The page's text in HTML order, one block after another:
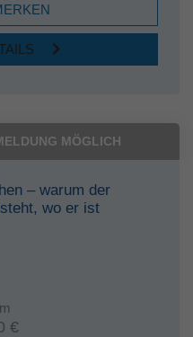
MÖGLICH
– warum der
wo er ist
€